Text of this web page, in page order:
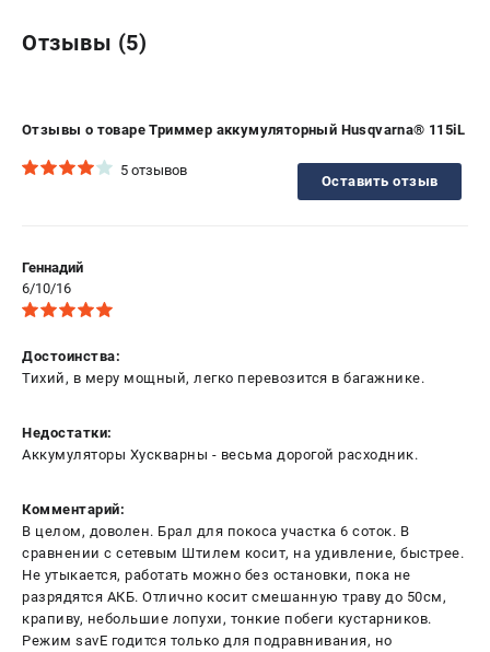
Отзывы (5)
Отзывы о товаре Триммер аккумуляторный Husqvarna® 115iL
5 отзывов
Оставить отзыв
Геннадий
6/10/16
Достоинства:
Тихий, в меру мощный, легко перевозится в багажнике.
Недостатки:
Аккумуляторы Хускварны - весьма дорогой расходник.
Комментарий:
В целом, доволен. Брал для покоса участка 6 соток. В
сравнении с сетевым Штилем косит, на удивление, быстрее.
Не утыкается, работать можно без остановки, пока не
разрядятся АКБ. Отлично косит смешанную траву до 50см,
крапиву, небольшие лопухи, тонкие побеги кустарников.
Режим savE годится только для подравнивания, но